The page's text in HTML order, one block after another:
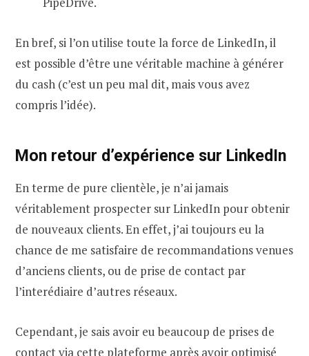
En bref, si l’on utilise toute la force de LinkedIn, il
est possible d’être une véritable machine à générer
du cash (c’est un peu mal dit, mais vous avez
compris l’idée).
Mon retour d’expérience sur LinkedIn
En terme de pure clientèle, je n’ai jamais
véritablement prospecter sur LinkedIn pour obtenir
de nouveaux clients. En effet, j’ai toujours eu la
chance de me satisfaire de recommandations venues
d’anciens clients, ou de prise de contact par
l’interédiaire d’autres réseaux.
Cependant, je sais avoir eu beaucoup de prises de
contact via cette plateforme après avoir optimisé